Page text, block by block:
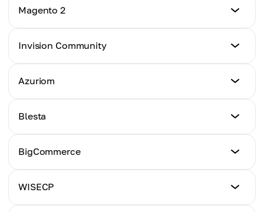
教程
点击这里
Magento 2
教程
Invision Community
教程
Azuriom
教程
Blesta
教程
点击这里
BigCommerce
教程
WISECP